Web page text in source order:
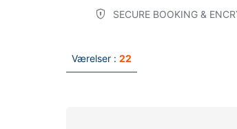
SECURE BOOKING &
Værelser : 22